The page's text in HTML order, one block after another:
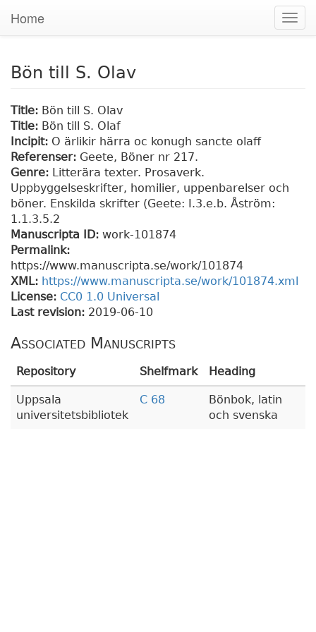
Home
Bön till S. Olav
Title: Bön till S. Olav
Title: Bön till S. Olaf
Incipit: O ärlikir härra oc konugh sancte olaff
Referenser: Geete, Böner nr 217.
Genre: Litterära texter. Prosaverk.
Uppbyggelseskrifter, homilier, uppenbarelser och
böner. Enskilda skrifter (Geete: I.3.e.b. Åström:
1.1.3.5.2
Manuscripta ID: work-101874
Permalink:
https://www.manuscripta.se/work/101874
XML: https://www.manuscripta.se/work/101874.xml
License: CC0 1.0 Universal
Last revision: 2019-06-10
Associated Manuscripts
Repository Shelfmark Heading
Uppsala
universitetsbibliotek
C 68
Bönbok, latin
och svenska